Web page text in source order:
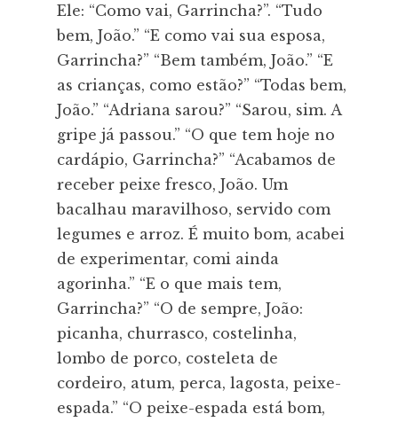
Ele: “Como vai, Garrincha?”. “Tudo
bem, João.” “E como vai sua esposa,
Garrincha?” “Bem também, João.” “E
as crianças, como estão?” “Todas bem,
João.” “Adriana sarou?” “Sarou, sim. A
gripe já passou.” “O que tem hoje no
cardápio, Garrincha?” “Acabamos de
receber peixe fresco, João. Um
bacalhau maravilhoso, servido com
legumes e arroz. É muito bom, acabei
de experimentar, comi ainda
agorinha.” “E o que mais tem,
Garrincha?” “O de sempre, João:
picanha, churrasco, costelinha,
lombo de porco, costeleta de
cordeiro, atum, perca, lagosta, peixe-
espada.” “O peixe-espada está bom,